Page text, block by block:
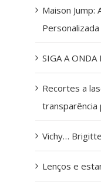
Maison Jump:
Personalizada
SIGA A ONDA
Recortes a
Vichy…
Lenços e